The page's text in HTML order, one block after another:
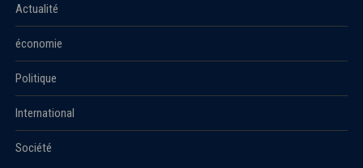
Actualité
économie
Politique
International
Société